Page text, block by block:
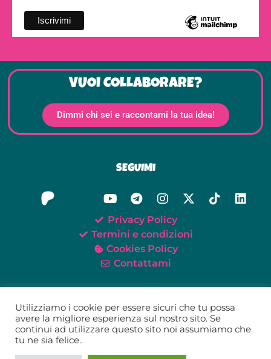
VUOI COLLABORARE?
Dimmi chi sei e raccontami la tua idea!
SEGUIMI
Privacy Policy
Termini e condizioni
Cookies Policy
Contattami
Tei Giunta – P.IVA 02579520418
Utilizziamo i cookie per essere sicuri che tu possa
avere la migliore esperienza sul nostro sito. Se
continui ad utilizzare questo sito noi assumiamo che
tu ne sia felice..